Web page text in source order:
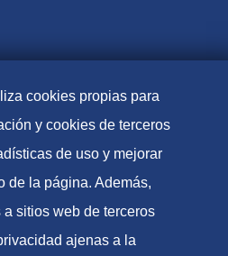
cookies propias para
y cookies de terceros
de uso y mejorar
de la página. Además,
sitios web de terceros
ajenas a la